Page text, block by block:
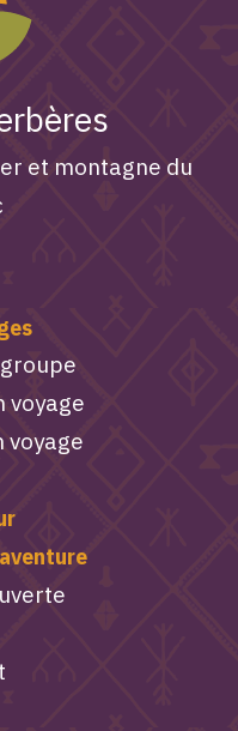
et montagne du
voyage
voyage